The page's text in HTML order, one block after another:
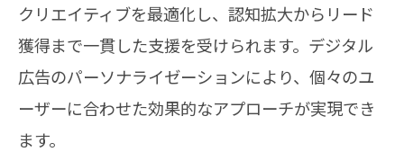
クリエイティブを最適化し、認知拡大からリード
獲得まで一貫した支援を受けられます。デジタル
広告のパーソナライゼーションにより、個々のユ
ーザーに合わせた効果的なアプローチが実現でき
ます。